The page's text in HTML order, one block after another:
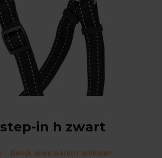
in h zwart
Bekijk alles Aanlijn artikelen